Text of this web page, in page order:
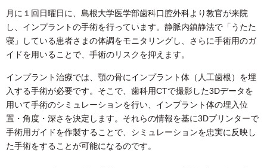
月に１回日曜日に、島根大学医学部歯科口腔外科より教官が来院
し、インプラントの手術を行っています。静脈内鎮静法で「うたた
寝」している患者さまの体調をモニタリングし、さらに手術用のガ
イドを用いることで、手術のリスクを抑えます。
インプラント治療では、顎の骨にインプラント体（人工歯根）を埋
入する手術が必要です。そこで、歯科用CTで撮影した3Dデータを
用いて手術のシミュレーションを行い、インプラント体の埋入位
置・角度・深さを決定します。それらの情報を基に3Dプリンターで
手術用ガイドを作製することで、シミュレーションを忠実に反映し
た手術をすることが可能になるのです。